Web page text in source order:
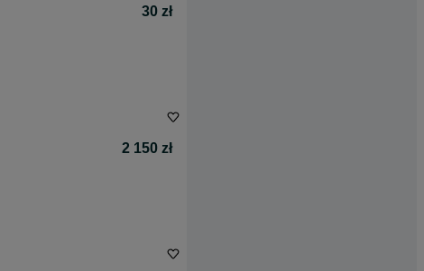
30 zł
2 150 zł